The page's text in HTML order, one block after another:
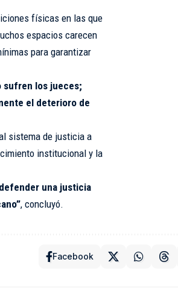
físicas en las que
espacios carecen
para garantizar
sufren los jueces;
el deterioro de
sistema de justicia a
institucional y la
una justicia
, concluyó.
Facebook